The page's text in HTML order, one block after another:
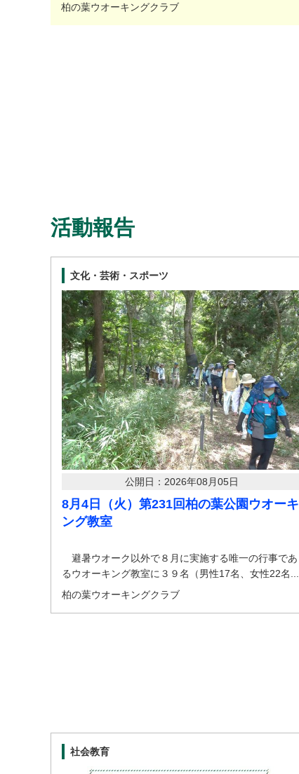
柏の葉ウオーキングクラブ
活動報告
文化・芸術・スポーツ
公開日：2026年08月05日
8月4日（火）第231回柏の葉公園ウオーキ
ング教室
避暑ウオーク以外で８月に実施する唯一の行事であ
るウオーキング教室に３９名（男性17名、女性22名...
柏の葉ウオーキングクラブ
社会教育